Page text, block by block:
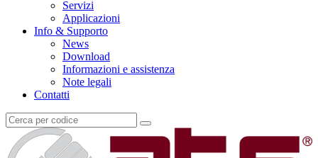
Servizi
Applicazioni
Info & Supporto
News
Download
Informazioni e assistenza
Note legali
Contatti